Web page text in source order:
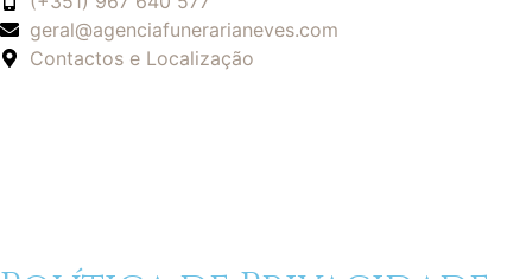
geral@agenciafunerarianeves.com
Contactos e Localização